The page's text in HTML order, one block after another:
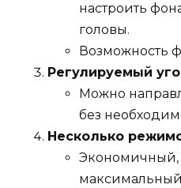
настроить
головы.
Возможность
Регулируемый
Можно
без
Несколько